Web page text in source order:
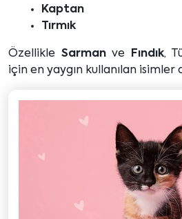
Kaptan
Tırmık
Özellikle Sarmanve Fındık,
için en yaygın kullanılan isimler